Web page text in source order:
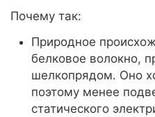
Почему так:
Природное
белковое волокно,
шелкопрядом. Оно
поэтому менее
статического